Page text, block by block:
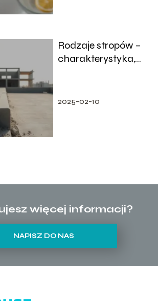
Rodzaje stropów –
charakterystyka,
2025-02-10
więcej informacji?
NAPISZ DO NAS